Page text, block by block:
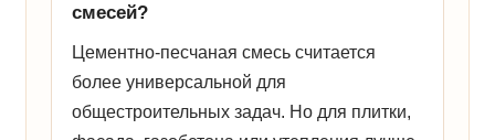
смесей?
Цементно-песчаная смесь считается
более универсальной для
общестроительных задач. Но для плитки,